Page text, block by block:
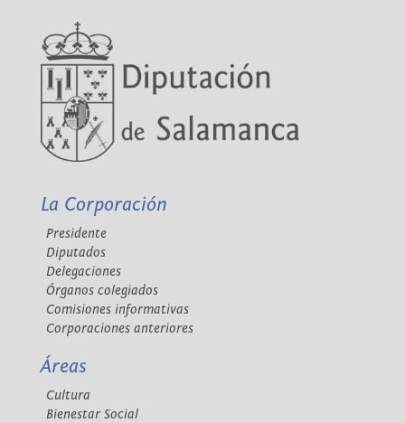
La Corporación
Presidente
Diputados
Delegaciones
Órganos colegiados
Comisiones informativas
Corporaciones anteriores
Áreas
Cultura
Bienestar Social